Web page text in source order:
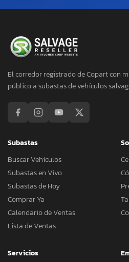
El corredor registrado de Copart con
público a subastas de vehículos
Subastas
Buscar Vehículos
Subastas en Vivo
Subastas de Hoy
Comprar Ya
Calendario de Ventas
Lista de Ventas
Servicios